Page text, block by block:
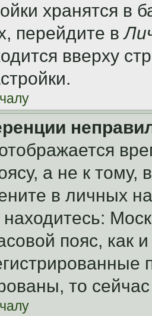
хранятся в
перейдите в
вверху
а не к тому,
в личных
пояс, как
то